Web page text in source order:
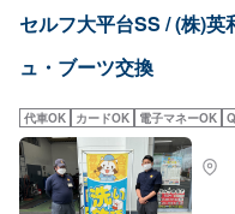
セルフ大平台SS / (株)
ュ・ブーツ交換
代車OK カードOK 電子マネーOK